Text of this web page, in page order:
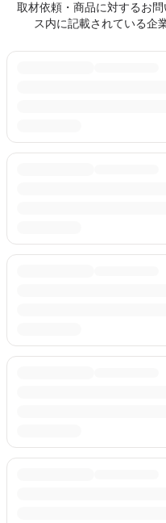
取材依頼・商品に対するお
ス内に記載されている企